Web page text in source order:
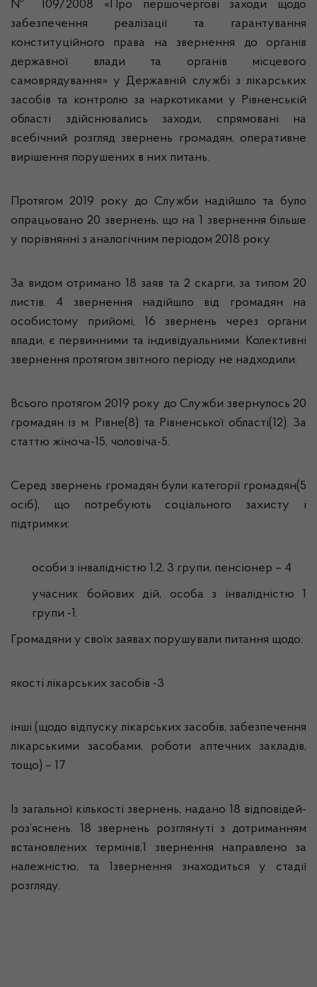
№ 109/2008 «Про першочергові заходи щодо
забезпечення реалізації та гарантування
конституційного права на звернення до органів
державної влади та органів місцевого
самоврядування» у Державній службі з лікарських
засобів та контролю за наркотиками у Рівненській
області здійснювались заходи, спрямовані на
всебічний розгляд звернень громадян, оперативне
вирішення порушених в них питань.
Протягом 2019 року до Служби надійшло та було
опрацьовано 20 звернень, що на 1 звернення більше
у порівнянні з аналогічним періодом 2018 року.
За видом отримано 18 заяв та 2 скарги, за типом 20
листів. 4 звернення надійшло від громадян на
особистому прийомі, 16 звернень через органи
влади, є первинними та індивідуальними. Колективні
звернення протягом звітного періоду не надходили.
Всього протягом 2019 року до Служби звернулось 20
громадян із м. Рівне(8) та Рівненської області(12). За
статтю жіноча-15, чоловіча-5.
Серед звернень громадян були категорії громадян(5
осіб), що потребують соціального захисту і
підтримки:
особи з інвалідністю 1,2, 3 групи, пенсіонер – 4
учасник бойових дій, особа з інвалідністю 1
групи -1.
Громадяни у своїх заявах порушували питання щодо:
якості лікарських засобів -3
інші (щодо відпуску лікарських засобів, забезпечення
лікарськими засобами, роботи аптечних закладів,
тощо) – 17
Із загальної кількості звернень, надано 18 відповідей-
роз’яснень. 18 звернень розглянуті з дотриманням
встановлених термінів,1 звернення направлено за
належністю, та 1звернення знаходиться у стадії
розгляду.